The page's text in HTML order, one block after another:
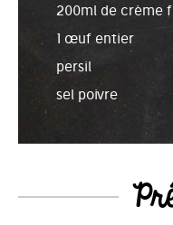
200ml de crème
1 œuf entier
persil
sel poivre